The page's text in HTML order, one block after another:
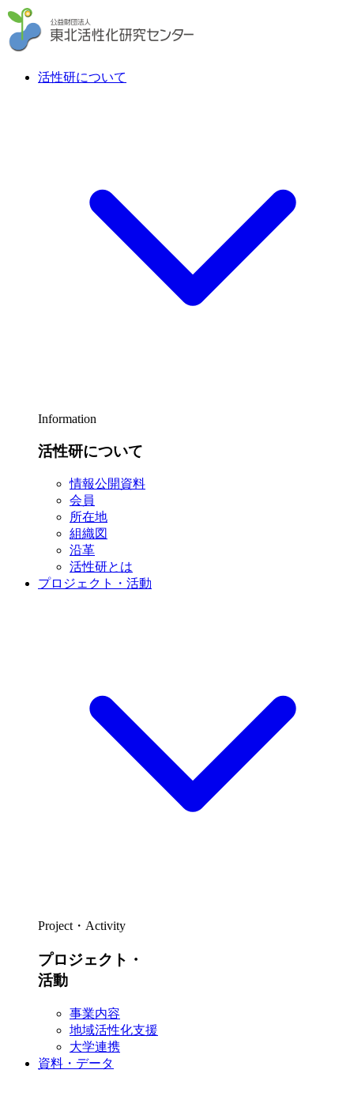
活性研について
Information
活性研について
情報公開資料
会員
所在地
組織図
沿革
活性研とは
プロジェクト・活動
Project・Activity
プロジェクト・
活動
事業内容
地域活性化支援
大学連携
資料・データ